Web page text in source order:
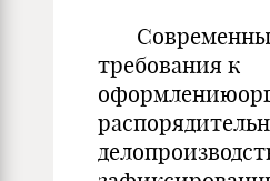
требования к